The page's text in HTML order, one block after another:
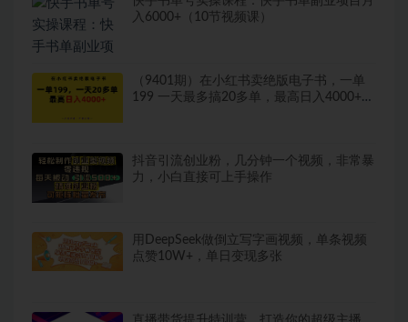
入6000+（10节视频课）
（9401期）在小红书卖绝版电子书，一单
199 一天最多搞20多单，最高日入4000+教
抖音引流创业粉，几分钟一个视频，非常暴
力，小白直接可上手操作
用DeepSeek做倒立写字画视频，单条视频
点赞10W+，单日变现多张